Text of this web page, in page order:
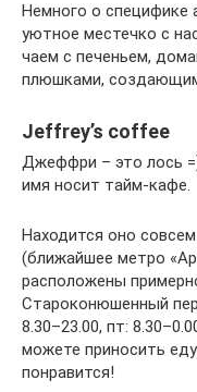
Немного о специфике
уютное местечко с
чаем с печеньем,
плюшками,
Jeffrey’s coffee
Джеффри – это лось
имя носит тайм-кафе.
Находится оно
(ближайшее метро
расположены
Староконюшенный
8.30–23.00, пт:
можете приносить
понравится!